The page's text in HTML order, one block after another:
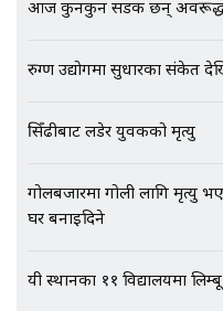
रुग्ण उद्योगमा सुधारका संकेत
सिँढीबाट लडेर युवकको मृत्यु
गोलबजारमा गोली लागि मृत्यु
घर बनाइदिने
यी स्थानका ११ विद्यालयमा